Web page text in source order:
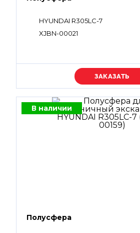
HYUNDAI R305LC-7
XJBN-00021
Уточняйте цену
В наличии
Полусфера